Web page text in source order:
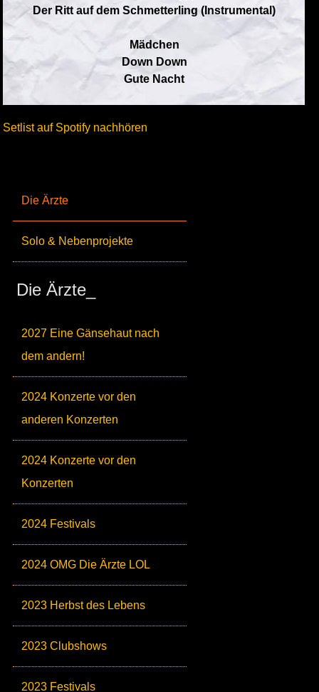
Die Ärzte
Solo & Nebenprojekte
Die Ärzte_
2027 Eine Gänsehaut nach
dem andern!
2024 Konzerte vor den
anderen Konzerten
2024 Konzerte vor den
Konzerten
2024 Festivals
2024 OMG Die Ärzte LOL
2023 Herbst des Lebens
2023 Clubshows
2023 Festivals
Der Ritt auf dem Schmetterling (Instrumental)
Mädchen
Down Down
Gute Nacht
Setlist auf Spotify nachhören